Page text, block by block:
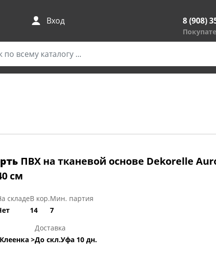
Вход 8 (908)
ПВХ на тканевой основе Dekorelle
см
складеВ кор.
14
Мин. партия
7
>
Доставка
До скл.Уфа 10 дн.